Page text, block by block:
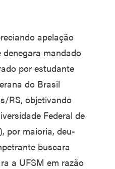
apelação
mandado
por estudante
do Brasil
RS, objetivando
Federal de
por maioria, deu-
buscara
a UFSM em razão